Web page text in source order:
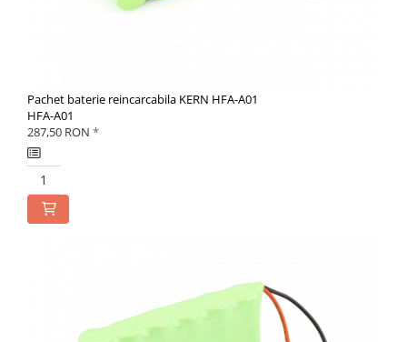
Pachet baterie reincarcabila KERN HFA-A01
HFA-A01
287,50 RON *